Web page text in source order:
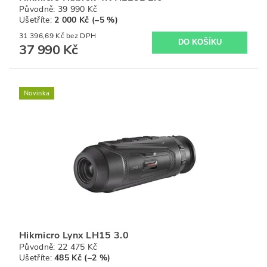
Původně: 39 990 Kč
Ušetříte: 2 000 Kč (–5 %)
31 396,69 Kč bez DPH
37 990 Kč
Novinka
Hikmicro Lynx LH15 3.0
Původně: 22 475 Kč
Ušetříte:485 Kč (–2 %)